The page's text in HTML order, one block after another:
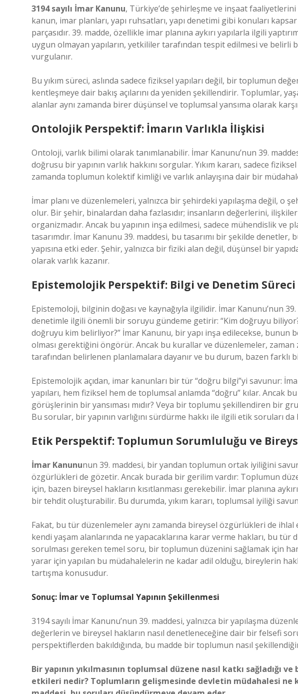
3194 sayılı İmar Kanunu, Türkiye’de şehirleşme ve inşaat
kanun, imar planları, yapı ruhsatları, yapı denetimi gibi konuları
parçasıdır. 39. madde, özellikle imar planına aykırı yapılarla ilgili
uygun olmayan yapıların, yetkililer tarafından tespit edilmesi ve belirli
vurgulanır.
Bu yıkım süreci, aslında sadece fiziksel yapıları değil, bir toplumun
kentleşmeye dair bakış açılarını da yeniden şekillendirir. Toplumlar,
alanlar aynı zamanda birer düşünsel ve toplumsal yansıma olarak
Ontolojik Perspektif: İmarın Varlıkla İlişkisi
Ontoloji, varlık bilimi olarak tanımlanabilir. İmar Kanunu’nun 39.
doğrusu bir yapının varlık hakkını sorgular. Yıkım kararı, sadece
zamanda toplumun kolektif kimliği ve varlık anlayışına dair bir
İmar planı ve düzenlemeleri, yalnızca bir şehirdeki yapılaşma değil, o
olur. Bir şehir, binalardan daha fazlasıdır; insanların değerlerini,
organizmadır. Ancak bu yapının inşa edilmesi, sadece mühendislik ve
tasarımdır. İmar Kanunu 39. maddesi, bu tasarımı bir şekilde
yapısına etki eder. Şehir, yalnızca bir fiziki alan değil, düşünsel bir
olarak varlık kazanır.
Epistemolojik Perspektif: Bilgi ve Denetim Süreci
Epistemoloji, bilginin doğası ve kaynağıyla ilgilidir. İmar Kanunu’nun
denetimle ilgili önemli bir soruyu gündeme getirir: “Kim doğruyu
doğruyu kim belirliyor?” İmar Kanunu, bir yapı inşa edilecekse, bunun
olması gerektiğini öngörür. Ancak bu kurallar ve düzenlemeler,
tarafından belirlenen planlamalara dayanır ve bu durum, bazen farklı
Epistemolojik açıdan, imar kanunları bir tür “doğru bilgi”yi savunur:
yapıları, hem fiziksel hem de toplumsal anlamda “doğru” kılar. Ancak
görüşlerinin bir yansıması mıdır? Veya bir toplumu şekillendiren bir
Bu sorular, bir yapının varlığını sürdürme hakkı ile ilgili etik soruları
Etik Perspektif: Toplumun Sorumluluğu ve
İmar Kanununun 39. maddesi, bir yandan toplumun ortak iyiliğini
özgürlükleri de gözetir. Ancak burada bir gerilim vardır: Toplumun
için, bazen bireysel hakların kısıtlanması gerekebilir. İmar planına
bir tehdit oluşturabilir. Bu durumda, yıkım kararı, toplumsal iyiliği
Fakat, bu tür düzenlemeler aynı zamanda bireysel özgürlükleri de
kendi yaşam alanlarında ne yapacaklarına karar verme hakları, bu tür
sorulması gereken temel soru, bir toplumun düzenini sağlamak için
yarar için yapılan bu müdahalelerin ne kadar adil olduğu, bireylerin
tartışma konusudur.
Sonuç: İmar ve Toplumsal Yapının Şekillenmesi
3194 sayılı İmar Kanunu’nun 39. maddesi, yalnızca bir yapılaşma
değerlerin ve bireysel hakların nasıl denetleneceğine dair bir felsefi
perspektiflerden bakıldığında, bu madde bir toplumun nasıl
Bir yapının yıkılmasının toplumsal düzene nasıl katkı sağladığı
etkileri nedir? Toplumların gelişmesinde devletin müdahalesi ne